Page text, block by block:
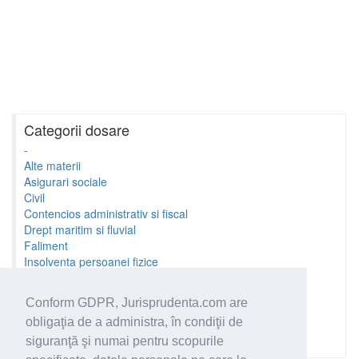
Conform GDPR, Jurisprudenta.com are
obligaţia de a administra, în condiţii de
siguranţă şi numai pentru scopurile
Categorii dosare
-
Alte materii
Asigurari sociale
Civil
Contencios administrativ si fiscal
Drept maritim si fluvial
Faliment
Insolventa persoanei fizice
Minori si familie
Penal
Proprietate Intelectuala